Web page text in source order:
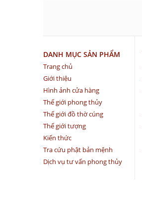
DANH MỤC SẢN PHẨM
Trang chủ
Giới thiệu
Hình ảnh cửa hàng
Thế giới phong thủy
Thế giới đồ thờ cúng
Thế giới tượng
Kiến thức
Tra cứu phật bản mệnh
Dịch vụ tư vấn phong thủy